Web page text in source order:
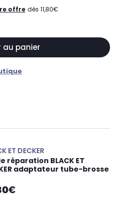
offre dès 11,80€
au panier
ET DECKER
réparation BLACK ET
adaptateur tube-brosse